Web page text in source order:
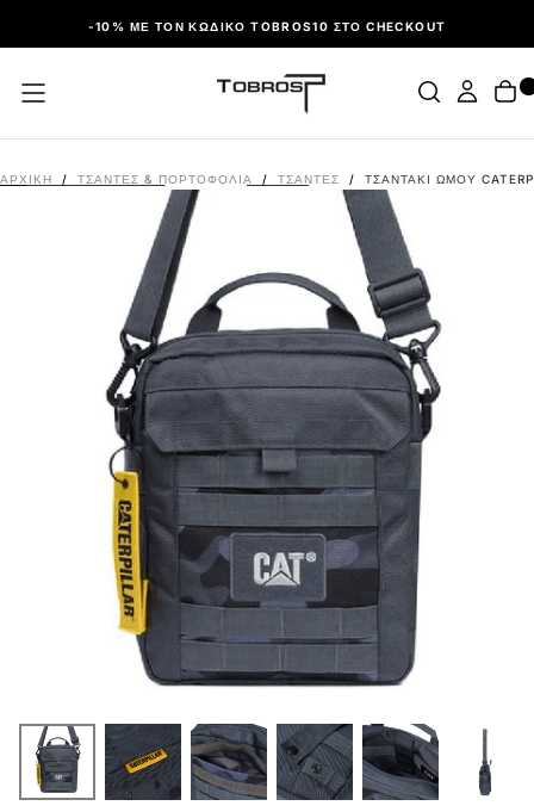
ΠΑΡΆΛΕΙΨΗ-10% ΜΕ ΤΟΝ ΚΩΔΙΚΌ TOBROS10 ΣΤΟ CHECKOUT
ΑΡΧΙΚΉ / ΤΣΑΝΤΕΣ & ΠΟΡΤΟΦΟΛΙΑ / ΤΣΆΝΤΕΣ / ΤΣΑΝΤΆΚΙ ΏΜΟΥ